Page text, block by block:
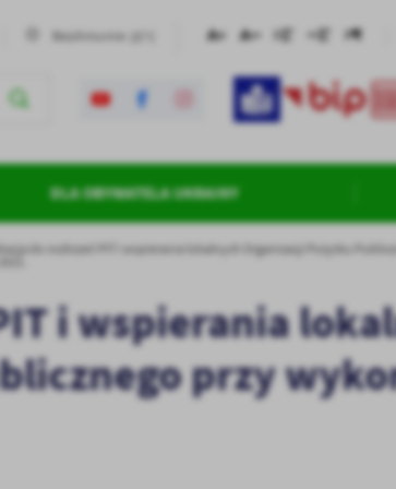
DLA OBYWATELA UKRAINY
do rozliczeń PIT i wspierania lokalnych Organizacji Pożytku
i wspierania
przy